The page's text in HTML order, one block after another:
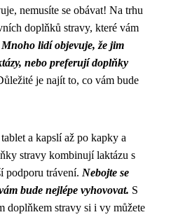
nemusíte se obávat! Na trhu
doplňků stravy, které vám
Mnoho lidí objevuje, že jim
nebo preferují doplňky
je najít to, co vám bude
a kapslí až po kapky a
stravy kombinují laktázu s
podporu trávení. Nebojte se
bude nejlépe vyhovovat. S
doplňkem stravy si i vy můžete